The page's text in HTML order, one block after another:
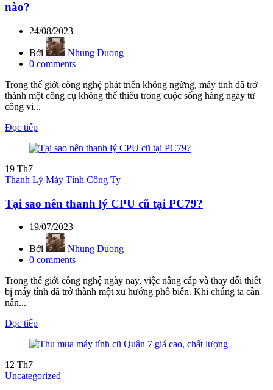
nào?
24/08/2023
Bởi
Nhung Duong
0 comments
Trong thế giới công nghệ phát triển không ngừng, máy tính đã trở
thành một công cụ không thể thiếu trong cuộc sống hàng ngày từ
công vi...
Đọc tiếp
19 Th7
Thanh Lý Máy Tính Công Ty
Tại sao nên thanh lý CPU cũ tại PC79?
19/07/2023
Bởi
Nhung Duong
0 comments
Trong thế giới công nghệ ngày nay, việc nâng cấp và thay đổi thiết
bị máy tính đã trở thành một xu hướng phổ biến. Khi chúng ta cần
nân...
Đọc tiếp
12 Th7
Uncategorized